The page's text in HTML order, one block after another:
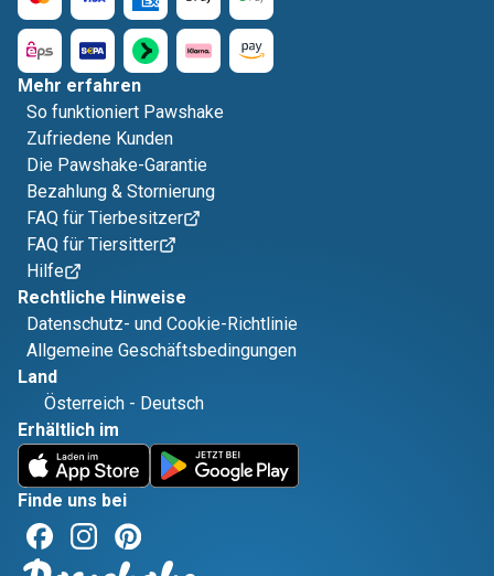
Mehr erfahren
So funktioniert Pawshake
Zufriedene Kunden
Die Pawshake-Garantie
Bezahlung & Stornierung
FAQ für Tierbesitzer
FAQ für Tiersitter
Hilfe
Rechtliche Hinweise
Datenschutz- und Cookie-Richtlinie
Allgemeine Geschäftsbedingungen
Land
Österreich - Deutsch
Erhältlich im
Finde uns bei